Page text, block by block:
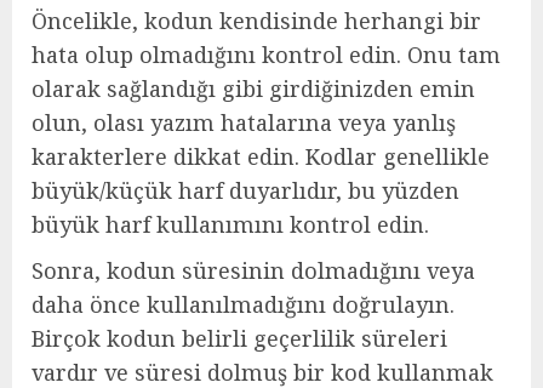
Öncelikle, kodun kendisinde herhangi bir
hata olup olmadığını kontrol edin. Onu tam
olarak sağlandığı gibi girdiğinizden emin
olun, olası yazım hatalarına veya yanlış
karakterlere dikkat edin. Kodlar genellikle
büyük/küçük harf duyarlıdır, bu yüzden
büyük harf kullanımını kontrol edin.
Sonra, kodun süresinin dolmadığını veya
daha önce kullanılmadığını doğrulayın.
Birçok kodun belirli geçerlilik süreleri
vardır ve süresi dolmuş bir kod kullanmak